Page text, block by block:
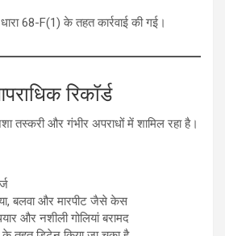
68-F(1) के तहत कार्रवाई की गई।
रिकॉर्ड
तस्करी और गंभीर अपराधों में शामिल रहा है।
बलवा और मारपीट जैसे केस
और नशीली गोलियां बरामद